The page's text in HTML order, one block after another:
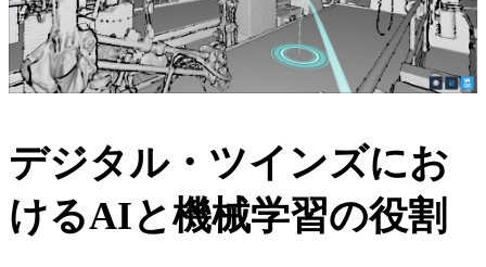
デジタル・ツインズにお
けるAIと機械学習の役割